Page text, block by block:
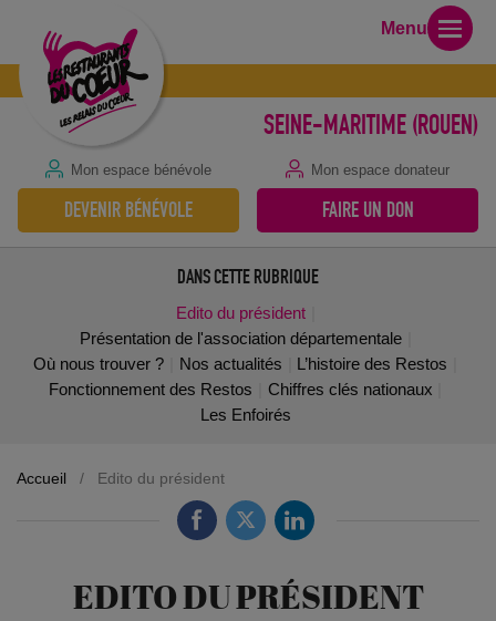
SEINE-MARITIME (ROUEN)
Mon espace bénévole Mon espace donateur
DEVENIR BÉNÉVOLE FAIRE UN DON
Menu
DANS CETTE RUBRIQUE
Edito du président
Présentation de l'association départementale
Où nous trouver ?
Nos actualités
L’histoire des Restos
Fonctionnement des Restos
Chiffres clés nationaux
Les Enfoirés
Accueil / Edito du président
EDITO DU PRÉSIDENT